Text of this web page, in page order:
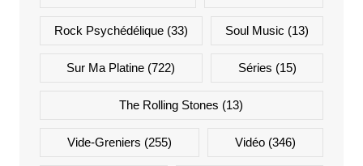
Rock Psychédélique(33) Soul Music (13)
Sur Ma Platine (722) Séries (15)
The Rolling Stones (13)
Vide-Greniers (255) Vidéo (346)